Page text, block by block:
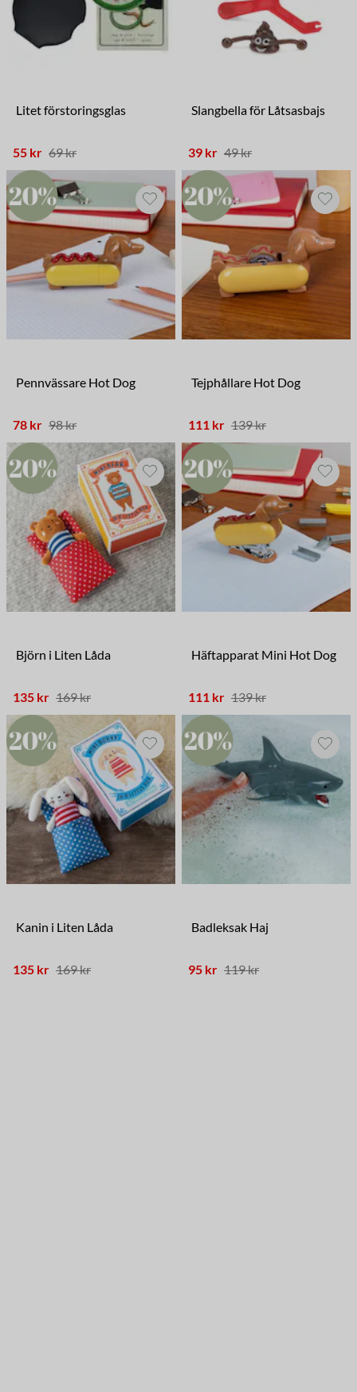
Litet förstoringsglas
55 kr 69 kr
Slangbella för Låtsasbajs
39 kr 49 kr
Pennvässare Hot Dog
78 kr 98 kr
Tejphållare Hot Dog
111 kr 139 kr
Björn i Liten Låda
135 kr 169 kr
Häftapparat Mini Hot Dog
111 kr 139 kr
Kanin i Liten Låda
135 kr 169 kr
Badleksak Haj
95 kr 119 kr